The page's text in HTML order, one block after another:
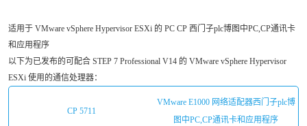
适用于 VMware vSphere Hypervisor ESXi 的 PC CP 西门子plc博图中PC,CP通讯卡
和应用程序
以下为已发布的可配合 STEP 7 Professional V14 的 VMware vSphere Hypervisor
ESXi 使用的通信处理器：
CP 5711
VMware E1000 网络适配器西门子plc博
图中PC,CP通讯卡和应用程序